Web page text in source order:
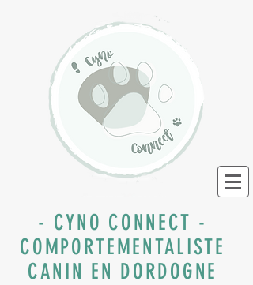
- CYNO CONNECT -
COMPORTEMENTALISTE
CANIN EN DORDOGNE